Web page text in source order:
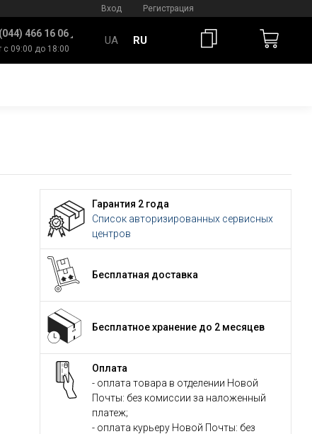
Вход Регистрация
466 16 06
с 09:00 до 18:00
UA RU
Гарантия 2 года
Список авторизированных сервисных
центров
Бесплатная доставка
Бесплатное хранение до 2 месяцев
Оплата
- оплата товара в отделении Новой
Почты: без комиссии за наложенный
платеж;
- оплата курьеру Новой Почты: без